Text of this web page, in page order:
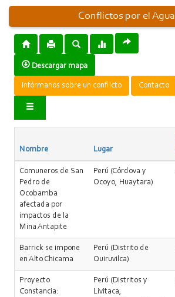
Conflictos por el Agua
Descargar mapa
Infórmanos sobre un conflicto Contacto
Nombre Lugar
Comuneros de San
Pedro de
Ocobamba
afectada por
impactos de la
Mina Antapite
Perú (Córdova y
Ocoyo, Huaytara)
Barrick se impone
en Alto Chicama
Perú (Distrito de
Quiruvilca)
Proyecto
Constancia:
Perú (Distritos y
Livitaca,